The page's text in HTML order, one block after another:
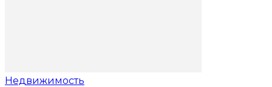
Недвижимость